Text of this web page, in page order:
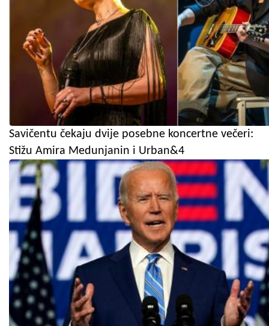
Savičentu čekaju dvije posebne koncertne večeri:
Stižu Amira Medunjanin i Urban&4